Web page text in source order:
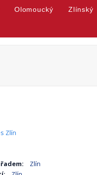
Olomoucký Zlínský
Zlín
Zlín